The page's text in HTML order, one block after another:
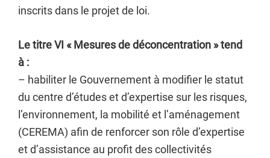
inscrits dans le projet de loi.
Le titre VI « Mesures de déconcentration » tend
à :
– habiliter le Gouvernement à modifier le statut
du centre d’études et d’expertise sur les risques,
l’environnement, la mobilité et l’aménagement
(CEREMA) afin de renforcer son rôle d’expertise
et d’assistance au profit des collectivités